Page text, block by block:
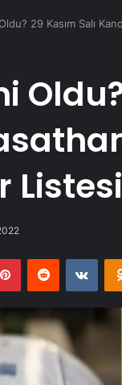
29 Kasım Salı
Listesi
PinterestReddit